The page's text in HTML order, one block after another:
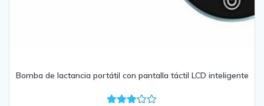
Bomba de lactancia portátil con pantalla táctil LCD inteligente